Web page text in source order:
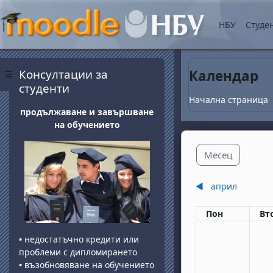
Прескочи на
Страничен панел
НБУ
Календар
Начална страница
Месец
◀︎ април
Понеделник
Пон
Блокове
Консултации за
студенти
продължаване и завършване
на обучението
• недостатъчно кредити или
проблеми с дипломирането
• възобновяване на обучението